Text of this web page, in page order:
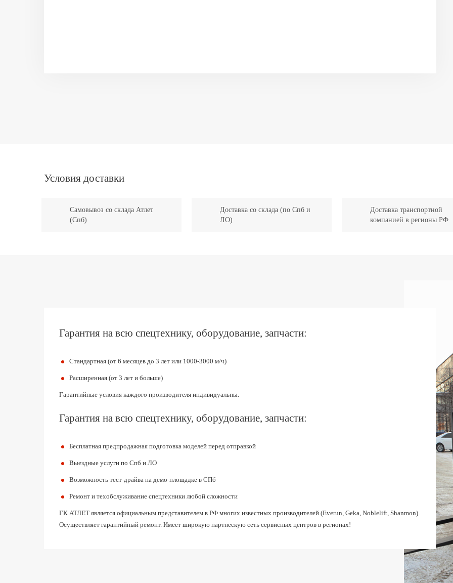
Условия доставки
Самовывоз со склада Атлет
(Спб)
Доставка со склада (по Спб и
ЛО)
Доставка транспортной
компанией в регионы РФ
Гарантия на всю спецтехнику, оборудование, запчасти:
Стандартная (от 6 месяцев до 3 лет или 1000-3000 м/ч)
Расширенная (от 3 лет и больше)
Гарантийные условия каждого производителя индивидуальны.
Гарантия на всю спецтехнику, оборудование, запчасти:
Бесплатная предпродажная подготовка моделей перед отправкой
Выездные услуги по Спб и ЛО
Возможность тест-драйва на демо-площадке в СПб
Ремонт и техобслуживание спецтехники любой сложности
ГК АТЛЕТ является официальным представителем в РФ многих известных производителей (Everun, Geka, Noblelift, Shanmon).
Осуществляет гарантийный ремонт. Имеет широкую партнескую сеть сервисных центров в регионах!